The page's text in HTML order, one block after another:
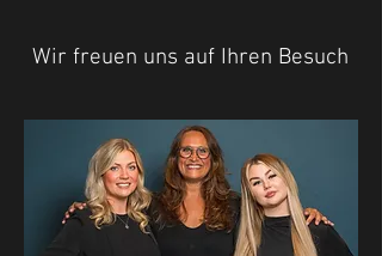
Wir freuen uns auf Ihren Besuch